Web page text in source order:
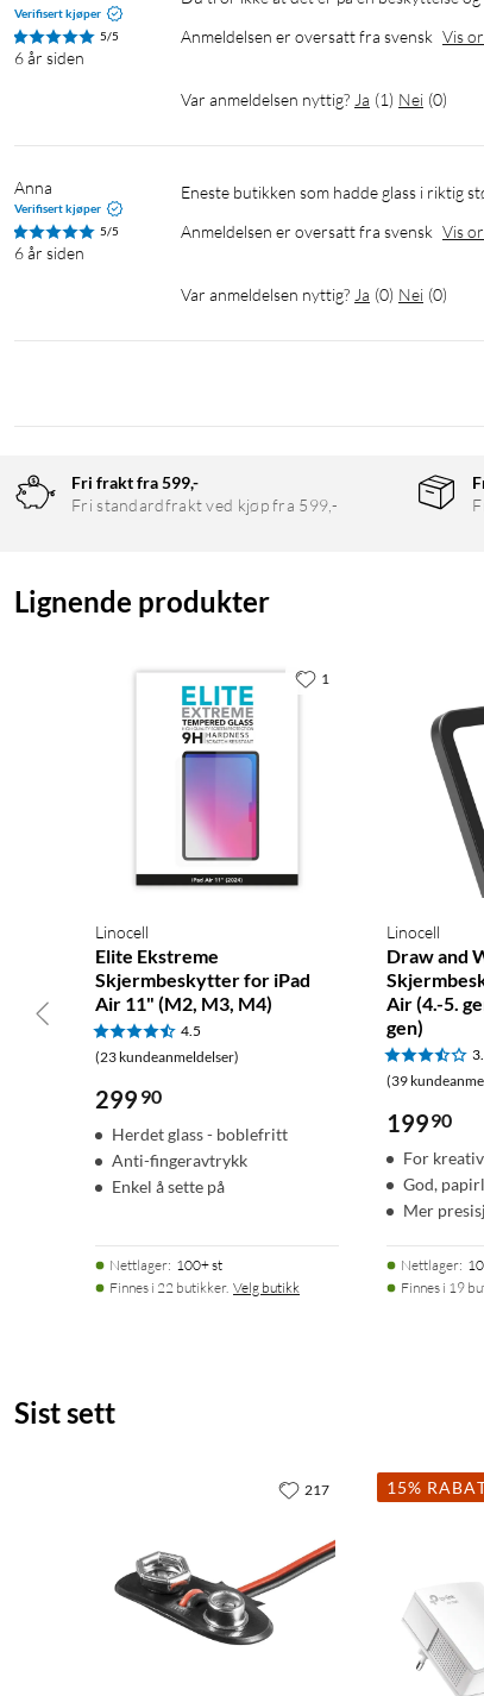
Verifisert kjøper
5/5
6 år siden
Anmeldelsen er oversatt fra svensk Vis
Var anmeldelsen nyttig? Ja (1) Nei (0)
Anna
Verifisert kjøper
5/5
6 år siden
Eneste butikken som hadde glass i riktig
Anmeldelsen er oversatt fra svensk Vis
Var anmeldelsen nyttig? Ja (0) Nei (0)
Fri frakt fra 599,-
Fri standardfrakt ved kjøp fra 599,-
Lignende produkter
Linocell
Elite Ekstreme
Skjermbeskytter for iPad
Air 11" (M2, M3, M4)
4.5
(23 kundeanmeldelser)
299 90
Herdet glass - boblefritt
Anti-fingeravtrykk
Enkel å sette på
Nettlager: 100+ st
Finnes i 22 butikker. Velg butikk
1
Linocell
Draw and
Air (4.-5.
gen)
(39
19990
For
God,
Mer
Nettlager:
Finnes i 19
Sist sett
217 15%